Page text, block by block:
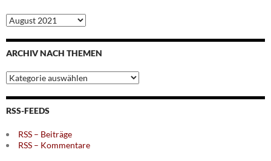
Archiv
nach
Monaten
ARCHIV NACH THEMEN
Archiv
nach
Themen
RSS-FEEDS
RSS – Beiträge
RSS – Kommentare